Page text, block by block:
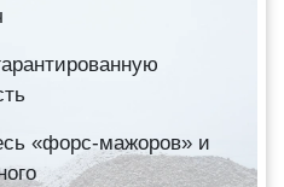
«форс-мажоров» и